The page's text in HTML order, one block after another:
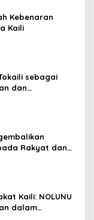
Kebenaran
Kaili
sebagai
dan
Rakyat dan
Kaili: NOLUNU
dalam